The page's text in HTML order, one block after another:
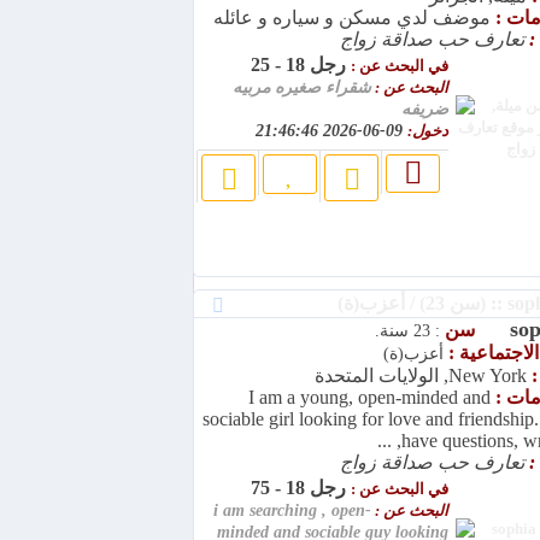
: موضف لدي مسكن و سياره و عائله
:تعارف حب صداقة زواج
في البحث عن : رجل 18 - 25
البحث عن :شقراء صغيره مربيه
ضريفه
دخول:
سن : 23 سنة.
: أعزب(ة)
New York, الولايات المتحدة
:
I am a young, open-minded and
sociable girl looking for love and
have questions,
:تعارف حب صداقة زواج
في البحث عن : رجل 18 - 75
البحث عن : i am searching , open-
minded and sociable guy looking